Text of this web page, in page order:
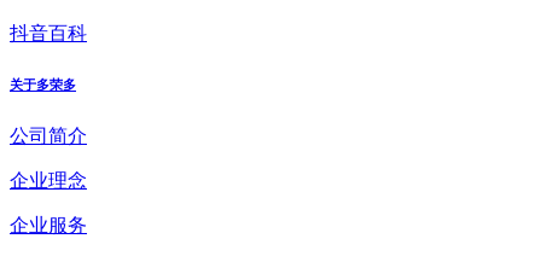
抖音百科
关于多荣多
公司简介
企业理念
企业服务